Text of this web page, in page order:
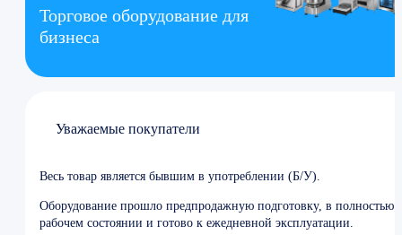
Торговое оборудование для
бизнеса
Уважаемые покупатели
Весь товар является бывшим в употреблении (Б/У).
Оборудование прошло предпродажную подготовку, в полностью
рабочем состоянии и готово к ежедневной эксплуатации.